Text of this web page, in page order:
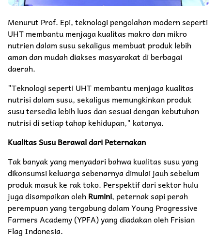
Menurut Prof. Epi, teknologi pengolahan modern seperti
UHT membantu menjaga kualitas makro dan mikro
nutrien dalam susu sekaligus membuat produk lebih
aman dan mudah diakses masyarakat di berbagai
daerah.
"Teknologi seperti UHT membantu menjaga kualitas
nutrisi dalam susu, sekaligus memungkinkan produk
susu tersedia lebih luas dan sesuai dengan kebutuhan
nutrisi di setiap tahap kehidupan," katanya.
Kualitas Susu Berawal dari Peternakan
Tak banyak yang menyadari bahwa kualitas susu yang
dikonsumsi keluarga sebenarnya dimulai jauh sebelum
produk masuk ke rak toko. Perspektif dari sektor hulu
juga disampaikan olehRumini, peternak sapi perah
perempuan yang tergabung dalam Young Progressive
Farmers Academy (YPFA) yang diadakan oleh Frisian
Flag Indonesia.